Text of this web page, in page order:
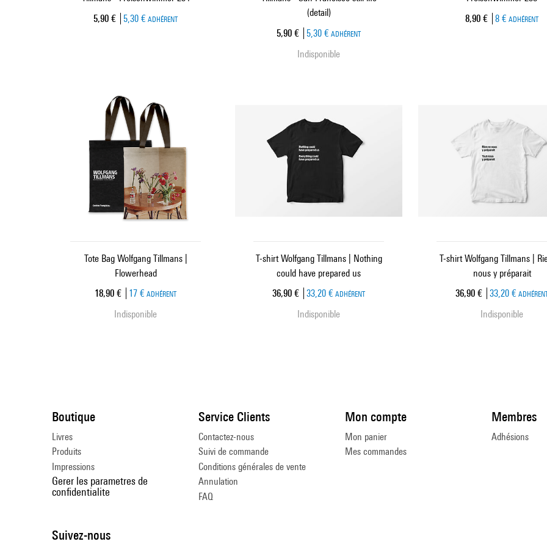
Prix ​​actuel
5,90 € 5,30 € ADHÉRENT
(detail)
Prix ​​actuel
5,90 € 5,30 € ADHÉRENT
Indisponible
Prix ​​actuel
8,90 € 8 € ADHÉRENT
Tote Bag Wolfgang Tillmans |
Flowerhead
Prix ​​actuel
18,90 € 17 € ADHÉRENT
Indisponible
T-shirt Wolfgang Tillmans | Nothing
could have prepared us
Prix ​​actuel
36,90 € 33,20 € ADHÉRENT
Indisponible
T-shirt Wolfgang Tillmans |
nous y préparait
Prix ​​actuel
36,90 € 33,20 €
Indisponible
Boutique
Livres
Produits
Impressions
Gerer les parametres de
confidentialite
Service Clients
Contactez-nous
Suivi de commande
Conditions générales de vente
Annulation
FAQ
Mon compte
Mon panier
Mes commandes
Membres
Adhésions
Suivez-nous